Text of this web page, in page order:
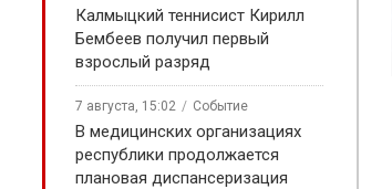
Калмыцкий теннисист Кирилл
Бембеев получил первый
взрослый разряд
7 августа, 15:02 Событие
В медицинских организациях
республики продолжается
плановая диспансеризация